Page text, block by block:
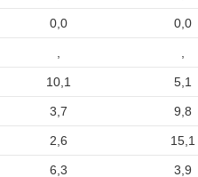
0,0 0,0
10,1 5,1
3,7 9,8
2,6 15,1
6,3 3,9